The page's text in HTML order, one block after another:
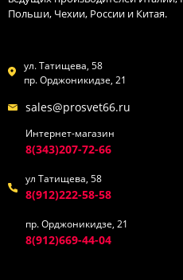
Польши, Чехии, России и Китая.
ул. Татищева, 58
пр. Орджоникидзе, 21
sales@prosvet66.ru
Интернет-магазин
8(343)207-72-66
ул Татищева, 58
8(912)222-58-58
пр. Орджоникидзе, 21
8(912)669-44-04